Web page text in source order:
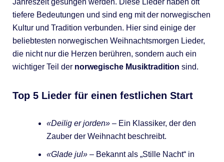
tiefere Bedeutungen und sind eng mit der norwegischen
Kultur und Tradition verbunden. Hier sind einige der
beliebtesten norwegischen Weihnachtsmorgen Lieder,
die nicht nur die Herzen berühren, sondern auch ein
wichtiger Teil der norwegische Musiktradition sind.
Top 5 Lieder für einen festlichen Start
«Deilig er jorden»– Ein Klassiker, der den
Zauber der Weihnacht beschreibt.
«Glade jul»– Bekannt als „Stille Nacht“ in